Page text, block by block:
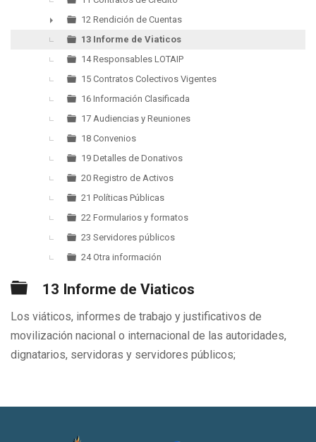
►
12 Rendición de Cuentas
13 Informe de Viaticos
14 Responsables LOTAIP
15 Contratos Colectivos Vigentes
16 Información Clasificada
17 Audiencias y Reuniones
18 Convenios
19 Detalles de Donativos
20 Registro de Activos
21 Políticas Públicas
22 Formularios y formatos
23 Servidores públicos
24 Otra información
Carpeta
13 Informe de Viaticos
Los viáticos, informes de trabajo y justificativos de
movilización nacional o internacional de las autoridades,
dignatarios, servidoras y servidores públicos;